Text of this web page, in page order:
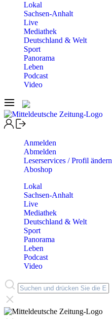
Lokal
Sachsen-Anhalt
Live
Mediathek
Deutschland & Welt
Sport
Panorama
Leben
Podcast
Video
Anmelden
Abmelden
Leserservices / Profil ändern
Aboshop
Lokal
Sachsen-Anhalt
Live
Mediathek
Deutschland & Welt
Sport
Panorama
Leben
Podcast
Video